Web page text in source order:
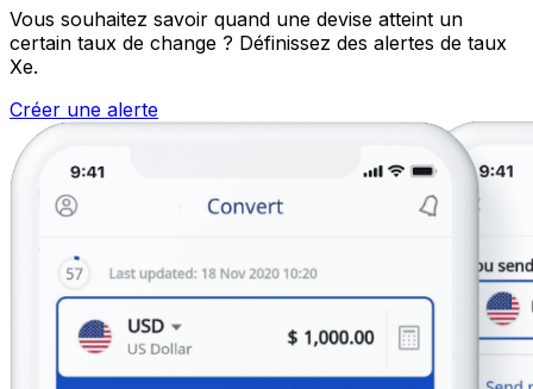
Vous souhaitez savoir quand une devise atteint un
certain taux de change ? Définissez des alertes de taux
Xe.
Créer une alerte